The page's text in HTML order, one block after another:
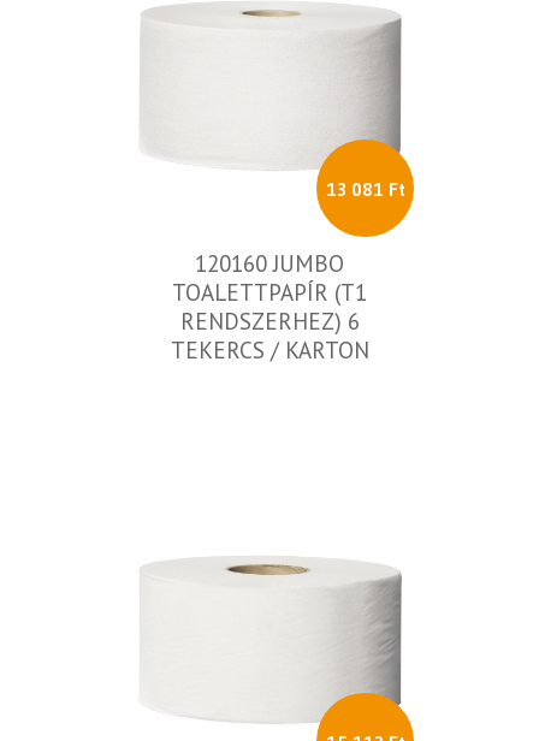
13 081 Ft
120160 JUMBO
TOALETTPAPÍR (T1
RENDSZERHEZ) 6
TEKERCS / KARTON